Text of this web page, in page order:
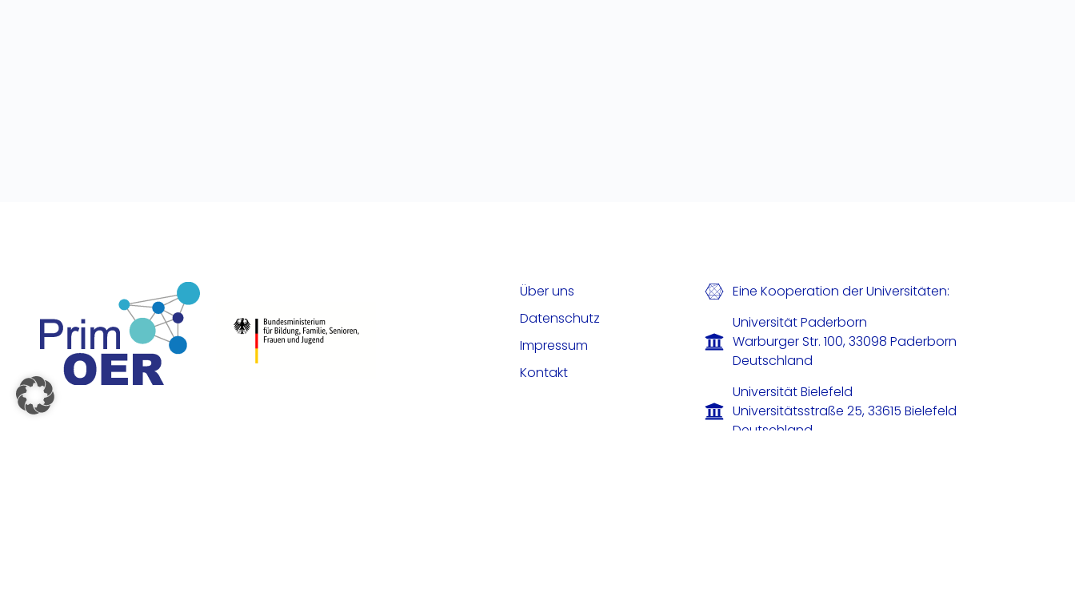
Über uns
Datenschutz
Impressum
Kontakt
Eine Kooperation der Universitäten:
Universität Paderborn
Warburger Str. 100, 33098 Paderborn
Deutschland
Universität Bielefeld
Universitätsstraße 25, 33615 Bielefeld
Deutschland